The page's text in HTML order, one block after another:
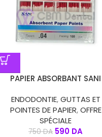
PAPIER ABSORBANT SANI
ENDODONTIE,GUTTAS ET
POINTES DE PAPIER,OFFRE
SPÉCIALE
750DA 590 DA